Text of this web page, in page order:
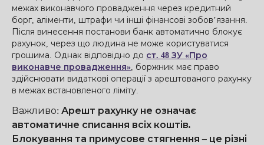
межах виконавчого провадження через кредитний
борг, аліменти, штрафи чи інші фінансові зобов’язання.
Після винесення постанови банк автоматично блокує
рахунок, через що людина не може користуватися
грошима. Однак відповідно до ст. 48 ЗУ «Про
виконавче провадження», боржник має право
здійснювати видаткові операції з арештованого рахунку
в межах встановленого ліміту.
Важливо: Арешт рахунку не означає
автоматичне списання всіх коштів.
Блокування та примусове стягнення – це різні